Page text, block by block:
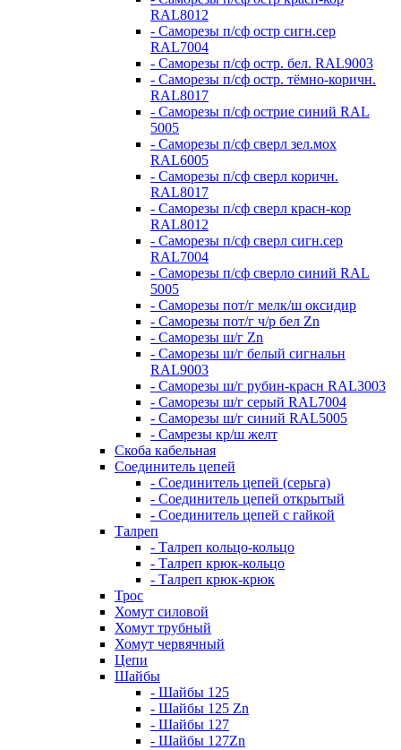
RAL8012
- Саморезы п/сф остр сигн.сер
RAL7004
- Саморезы п/сф остр. бел. RAL9003
- Саморезы п/сф остр. тёмно-коричн.
RAL8017
- Саморезы п/сф острие синий RAL
5005
- Саморезы п/сф сверл зел.мох
RAL6005
- Саморезы п/сф сверл коричн.
RAL8017
- Саморезы п/сф сверл красн-кор
RAL8012
- Саморезы п/сф сверл сигн.сер
RAL7004
- Саморезы п/сф сверло синий RAL
5005
- Саморезы пот/г мелк/ш оксидир
- Саморезы пот/г ч/р бел Zn
- Саморезы ш/г Zn
- Саморезы ш/г белый сигнальн
RAL9003
- Саморезы ш/г рубин-красн RAL3003
- Саморезы ш/г серый RAL7004
- Саморезы ш/г синий RAL5005
- Самрезы кр/ш желт
Скоба кабельная
Соединитель цепей
- Соединитель цепей (серьга)
- Соединитель цепей открытый
- Соединитель цепей с гайкой
Талреп
- Талреп кольцо-кольцо
- Талреп крюк-кольцо
- Талреп крюк-крюк
Трос
Хомут силовой
Хомут трубный
Хомут червячный
Цепи
Шайбы
- Шайбы 125
- Шайбы 125 Zn
- Шайбы 127
- Шайбы 127Zn